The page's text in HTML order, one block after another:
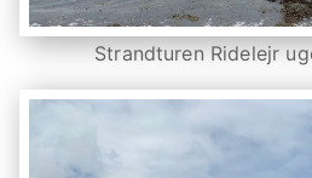
Strandturen Ridelejr